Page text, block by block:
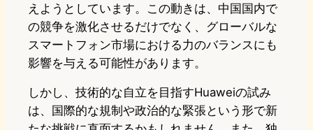
えようとしています。この動きは、中国国内で
の競争を激化させるだけでなく、グローバルな
スマートフォン市場における力のバランスにも
影響を与える可能性があります。
しかし、技術的な自立を目指すHuaweiの試み
は、国際的な規制や政治的な緊張という形で新